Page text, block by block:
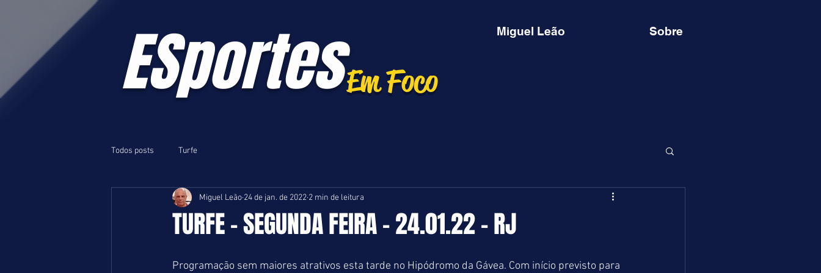
ESportesEm Foco
Miguel Leão Sobre
Todos posts Turfe
TURFE - SEGUNDA FEIRA - 24.01.22 - RJ
Miguel Leão 24 de jan. de 2022 2 min de leitura
Programação sem maiores atrativos esta tarde no Hipódromo da Gávea. Com início previsto para